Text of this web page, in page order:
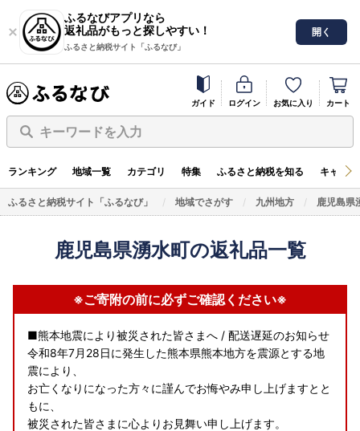
ふるなびアプリなら
返礼品がもっと探しやすい！
ふるさと納税サイト「ふるなび」
開く
ガイド ログイン お気に入り カート
キーワードを入力
ランキング 地域一覧 カテゴリ 特集 ふるさと納税を知る キャン
ふるさと納税サイト「ふるなび」 地域でさがす 九州地方 鹿児島県
鹿児島県湧水町の返礼品一覧
※ご寄附の前に必ずご確認ください※
■熊本地震により被災された皆さまへ / 配送遅延のお知らせ
令和8年7月28日に発生した熊本県熊本地方を震源とする地
震により、
お亡くなりになった方々に謹んでお悔やみ申し上げますとと
もに、
被災された皆さまに心よりお見舞い申し上げます。